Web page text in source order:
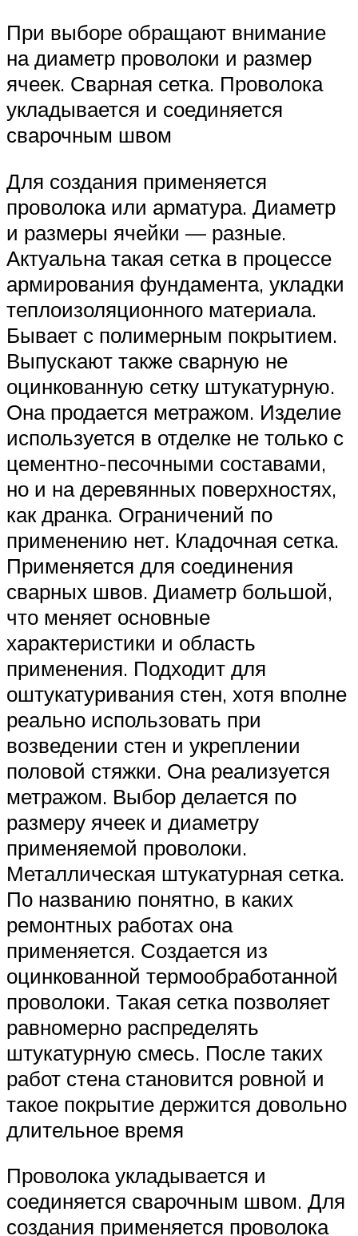
При выборе обращают внимание
на диаметр проволоки и размер
ячеек. Сварная сетка. Проволока
укладывается и соединяется
сварочным швом
Для создания применяется
проволока или арматура. Диаметр
и размеры ячейки — разные.
Актуальна такая сетка в процессе
армирования фундамента, укладки
теплоизоляционного материала.
Бывает с полимерным покрытием.
Выпускают также сварную не
оцинкованную сетку штукатурную.
Она продается метражом. Изделие
используется в отделке не только с
цементно-песочными составами,
но и на деревянных поверхностях,
как дранка. Ограничений по
применению нет. Кладочная сетка.
Применяется для соединения
сварных швов. Диаметр большой,
что меняет основные
характеристики и область
применения. Подходит для
оштукатуривания стен, хотя вполне
реально использовать при
возведении стен и укреплении
половой стяжки. Она реализуется
метражом. Выбор делается по
размеру ячеек и диаметру
применяемой проволоки.
Металлическая штукатурная сетка.
По названию понятно, в каких
ремонтных работах она
применяется. Создается из
оцинкованной термообработанной
проволоки. Такая сетка позволяет
равномерно распределять
штукатурную смесь. После таких
работ стена становится ровной и
такое покрытие держится довольно
длительное время
Проволока укладывается и
соединяется сварочным швом. Для
создания применяется проволока